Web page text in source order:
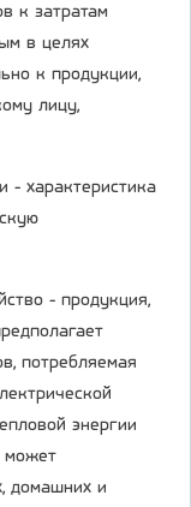
к затратам
в целях
к продукции,
лицу,
- характеристика
- продукция,
потребляемая
энергии
может
домашних и